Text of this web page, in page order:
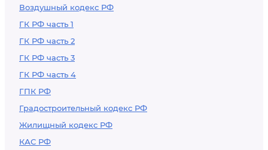
Воздушный кодекс РФ
ГК РФ часть 1
ГК РФ часть 2
ГК РФ часть 3
ГК РФ часть 4
ГПК РФ
Градостроительный кодекс РФ
Жилищный кодекс РФ
КАС РФ